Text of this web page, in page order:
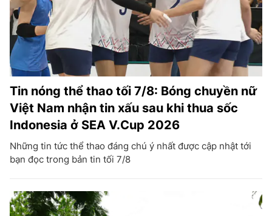
Tin nóng thể thao tối 7/8: Bóng chuyền nữ
Việt Nam nhận tin xấu sau khi thua sốc
Indonesia ở SEA V.Cup 2026
Những tin tức thể thao đáng chú ý nhất được cập nhật tới
bạn đọc trong bản tin tối 7/8